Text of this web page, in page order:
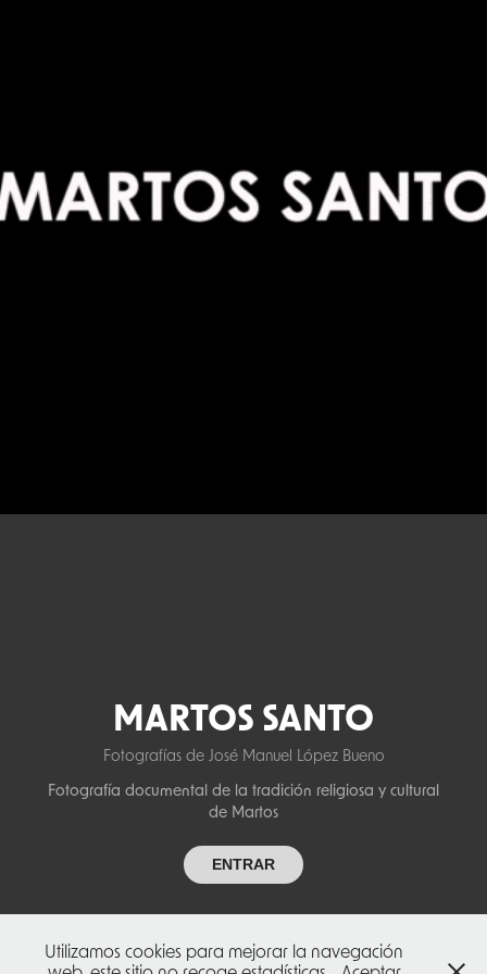
MARTOS SANTO
Fotografías de José Manuel López Bueno
Fotografía documental de la tradición religiosa y cultural
de Martos
ENTRAR
Utilizamos cookies para mejorar la navegación